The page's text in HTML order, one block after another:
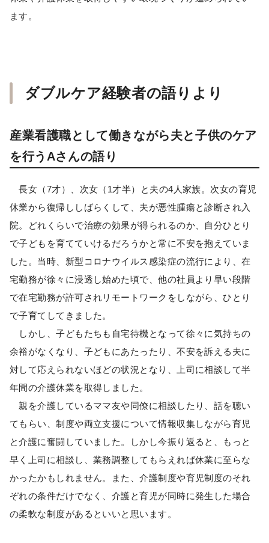
ます。
ダブルケア経験者の語りより
産業看護職として働きながら夫と子供のケア
を行うAさんの語り
長女（7才）、次女（1才半）と夫の4人家族。次女の育児
休業から復帰ししばらくして、夫が悪性腫瘍と診断され入
院。どれくらいで治療の効果が得られるのか、自分ひとり
で子どもを育てていけるだろうかと常に不安を抱えていま
した。当時、新型コロナウイルス感染症の流行により、在
宅勤務が徐々に浸透し始めた頃で、他の社員より早い段階
で在宅勤務が許可されリモートワークをしながら、ひとり
で子育てしてきました。
しかし、子どもたちも自宅待機となって徐々に気持ちの
余裕がなくなり、子どもにあたったり、不安を訴える夫に
対して応えられないほどの状況となり、上司に相談して半
年間の介護休業を取得しました。
親を介護しているママ友や同僚に相談したり、話を聴い
てもらい、制度や両立支援について情報収集しながら育児
と介護に奮闘していました。しかし今振り返ると、もっと
早く上司に相談し、業務調整してもらえれば休業に至らな
かったかもしれません。また、介護制度や育児制度のそれ
ぞれの条件だけでなく、介護と育児が同時に発生した場合
の柔軟な制度があるといいと思います。